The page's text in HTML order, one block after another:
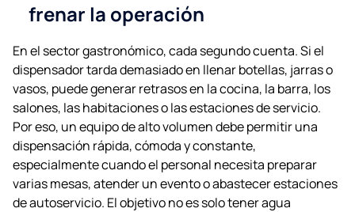
frenar la operación
En el sector gastronómico, cada segundo cuenta. Si el
dispensador tarda demasiado en llenar botellas, jarras o
vasos, puede generar retrasos en la cocina, la barra, los
salones, las habitaciones o las estaciones de servicio.
Por eso, un equipo de alto volumen debe permitir una
dispensación rápida, cómoda y constante,
especialmente cuando el personal necesita preparar
varias mesas, atender un evento o abastecer estaciones
de autoservicio. El objetivo no es solo tener agua